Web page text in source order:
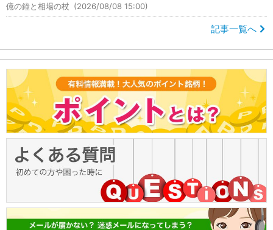
億の鐘と相場の杖 (2026/08/08 15:00)
記事一覧へ